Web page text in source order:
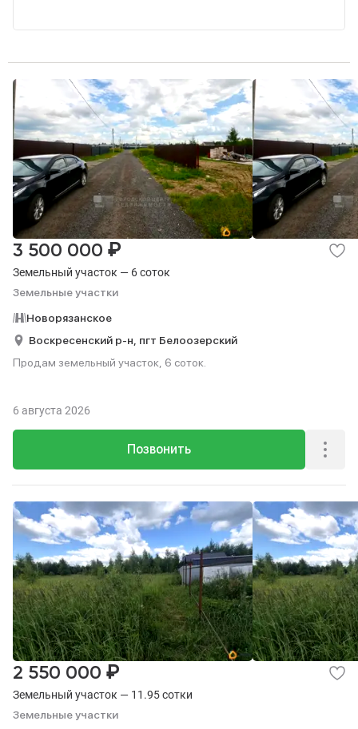
Земельный участок — 6 соток
Земельные участки
3 500 000 ₽
Новорязанское
Воскресенский р-н, пгт Белоозерский
Продам земельный участок, 6 соток.
Позвонить
6 августа 2026
Земельный участок — 11.95 сотки
Земельные участки
2 550 000 ₽